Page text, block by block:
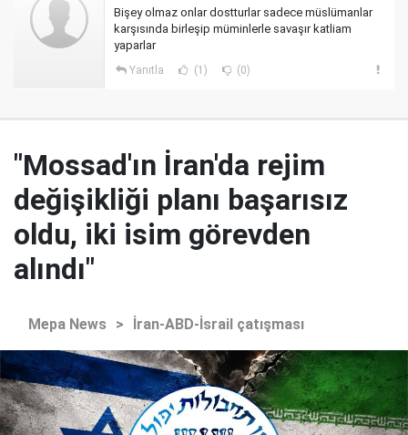
Bişey olmaz onlar dostturlar sadece müslümanlar
karşısında birleşip müminlerle savaşır katliam
yaparlar
Yanıtla (1) (0)
"Mossad'ın İran'da rejim
değişikliği planı başarısız
oldu, iki isim görevden
alındı"
Mepa News > İran-ABD-İsrail çatışması